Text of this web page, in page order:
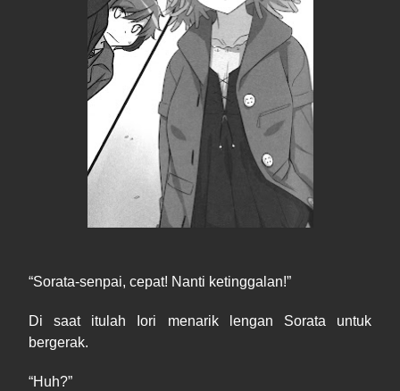
“Sorata-senpai, cepat! Nanti ketinggalan!”
Di saat itulah
Iori menarik lengan Sorata untuk
bergerak.
“Huh?”